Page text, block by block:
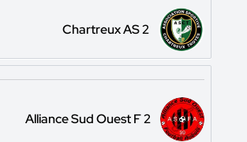
Chartreux AS 2
Alliance Sud Ouest F 2